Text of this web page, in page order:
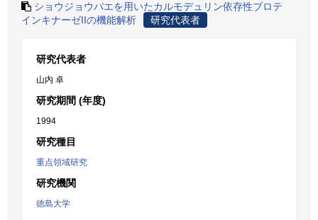
ショウジョウバエを用いたカルモデュリン依存性ブロテ
インキナーゼIIの機能解析
研究代表者
研究代表者
山内 卓
研究期間 (年度)
1994
研究種目
重点領域研究
研究機関
徳島大学